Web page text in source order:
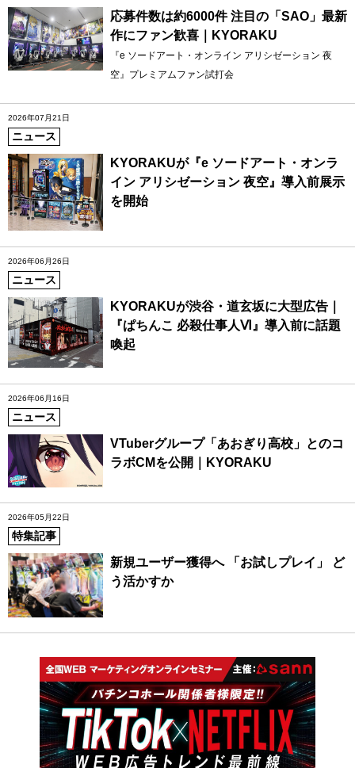
応募件数は約6000件 注目の「SAO」最新
作にファン歓喜｜KYORAKU
『e ソードアート・オンライン アリシゼーション 夜
空』プレミアムファン試打会
2026年07月21日
ニュース
KYORAKUが『e ソードアート・オンラ
イン アリシゼーション 夜空』導入前展示
を開始
2026年06月26日
ニュース
KYORAKUが渋谷・道玄坂に大型広告｜
『ぱちんこ 必殺仕事人Ⅵ』導入前に話題
喚起
2026年06月16日
ニュース
VTuberグループ「あおぎり高校」とのコ
ラボCMを公開｜KYORAKU
2026年05月22日
特集記事
新規ユーザー獲得へ 「お試しプレイ」 ど
う活かすか